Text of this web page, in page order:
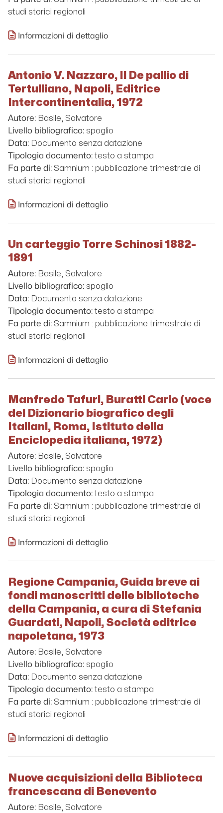
studi storici regionali
Informazioni di dettaglio
Antonio V. Nazzaro, Il De pallio di
Tertulliano, Napoli, Editrice
Intercontinentalia, 1972
Autore: Basile, Salvatore
Livello bibliografico: spoglio
Data: Documento senza datazione
Tipologia documento: testo a stampa
Fa parte di: Samnium : pubblicazione trimestrale di
studi storici regionali
Informazioni di dettaglio
Un carteggio Torre Schinosi 1882-
1891
Autore: Basile, Salvatore
Livello bibliografico: spoglio
Data: Documento senza datazione
Tipologia documento: testo a stampa
Fa parte di: Samnium : pubblicazione trimestrale di
studi storici regionali
Informazioni di dettaglio
Manfredo Tafuri, Buratti Carlo (voce
del Dizionario biografico degli
Italiani, Roma, Istituto della
Enciclopedia italiana, 1972)
Autore: Basile, Salvatore
Livello bibliografico: spoglio
Data: Documento senza datazione
Tipologia documento: testo a stampa
Fa parte di: Samnium : pubblicazione trimestrale di
studi storici regionali
Informazioni di dettaglio
Regione Campania, Guida breve ai
fondi manoscritti delle biblioteche
della Campania, a cura di Stefania
Guardati, Napoli, Società editrice
napoletana, 1973
Autore: Basile, Salvatore
Livello bibliografico: spoglio
Data: Documento senza datazione
Tipologia documento: testo a stampa
Fa parte di: Samnium : pubblicazione trimestrale di
studi storici regionali
Informazioni di dettaglio
Nuove acquisizioni della Biblioteca
francescana di Benevento
Autore: Basile, Salvatore